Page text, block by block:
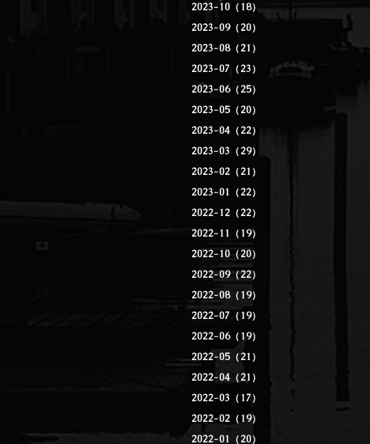
2023-10（18）
2023-09（20）
2023-08（21）
2023-07（23）
2023-06（25）
2023-05（20）
2023-04（22）
2023-03（29）
2023-02（21）
2023-01（22）
2022-12（22）
2022-11（19）
2022-10（20）
2022-09（22）
2022-08（19）
2022-07（19）
2022-06（19）
2022-05（21）
2022-04（21）
2022-03（17）
2022-02（19）
2022-01（20）